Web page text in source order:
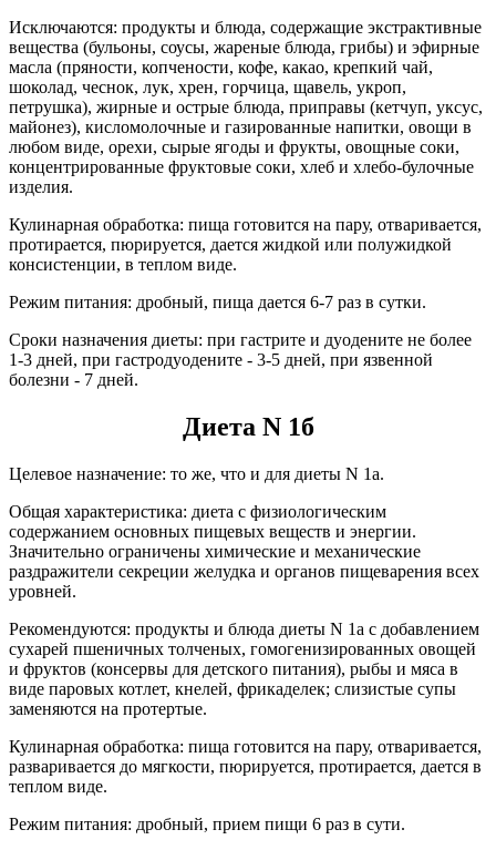
Исключаются: продукты и блюда, содержащие экстрактивные
вещества (бульоны, соусы, жареные блюда, грибы) и эфирные
масла (пряности, копчености, кофе, какао, крепкий чай,
шоколад, чеснок, лук, хрен, горчица, щавель, укроп,
петрушка), жирные и острые блюда, приправы (кетчуп, уксус,
майонез), кисломолочные и газированные напитки, овощи в
любом виде, орехи, сырые ягоды и фрукты, овощные соки,
концентрированные фруктовые соки, хлеб и хлебо-булочные
изделия.
Кулинарная обработка: пища готовится на пару, отваривается,
протирается, пюрируется, дается жидкой или полужидкой
консистенции, в теплом виде.
Режим питания: дробный, пища дается 6-7 раз в сутки.
Сроки назначения диеты: при гастрите и дуодените не более
1-3 дней, при гастродуодените - 3-5 дней, при язвенной
болезни - 7 дней.
Диета N 1б
Целевое назначение: то же, что и для диеты N 1а.
Общая характеристика: диета с физиологическим
содержанием основных пищевых веществ и энергии.
Значительно ограничены химические и механические
раздражители секреции желудка и органов пищеварения всех
уровней.
Рекомендуются: продукты и блюда диеты N 1а с добавлением
сухарей пшеничных толченых, гомогенизированных овощей
и фруктов (консервы для детского питания), рыбы и мяса в
виде паровых котлет, кнелей, фрикаделек; слизистые супы
заменяются на протертые.
Кулинарная обработка: пища готовится на пару, отваривается,
разваривается до мягкости, пюрируется, протирается, дается в
теплом виде.
Режим питания: дробный, прием пищи 6 раз в сути.